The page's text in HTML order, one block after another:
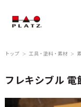
トップ ＞ 工具・塗料・素材 ＞
フレキシブル